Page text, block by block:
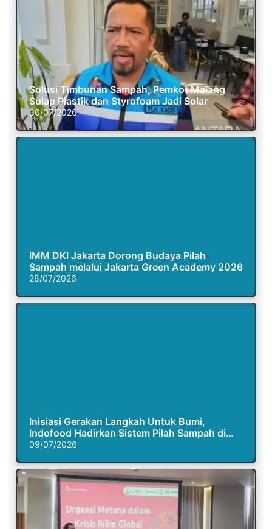
Solusi Timbunan Sampah, Pemkot Malang
Sulap Plastik dan Styrofoam Jadi Solar
30/07/2026
IMM DKI Jakarta Dorong Budaya Pilah
Sampah melalui Jakarta Green Academy 2026
28/07/2026
Inisiasi Gerakan Langkah Untuk Bumi,
Indofood Hadirkan Sistem Pilah Sampah di
Semasa Piknik
09/07/2026